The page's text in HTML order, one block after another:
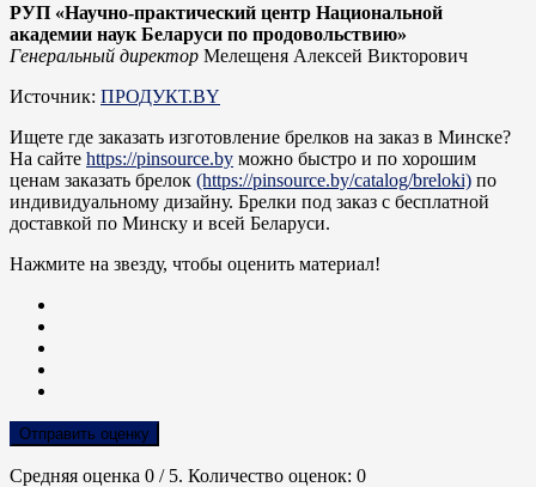
РУП «Научно-практический центр Национальной
академии наук Беларуси по продовольствию»
Генеральный директор Мелещеня Алексей Викторович
Источник: ПРОДУКТ.BY
Ищете где заказать изготовление брелков на заказ в Минске?
На сайте https://pinsource.by можно быстро и по хорошим
ценам заказать брелок (https://pinsource.by/catalog/breloki) по
индивидуальному дизайну. Брелки под заказ с бесплатной
доставкой по Минску и всей Беларуси.
Нажмите на звезду, чтобы оценить материал!
Отправить оценку
Средняя оценка 0 / 5. Количество оценок: 0